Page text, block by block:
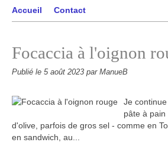
Accueil Contact
Focaccia à l'oignon
Publié le 5 août 2023 par ManueB
Je
pâte à
d'olive, parfois de gros sel - comme en
en sandwich, au...